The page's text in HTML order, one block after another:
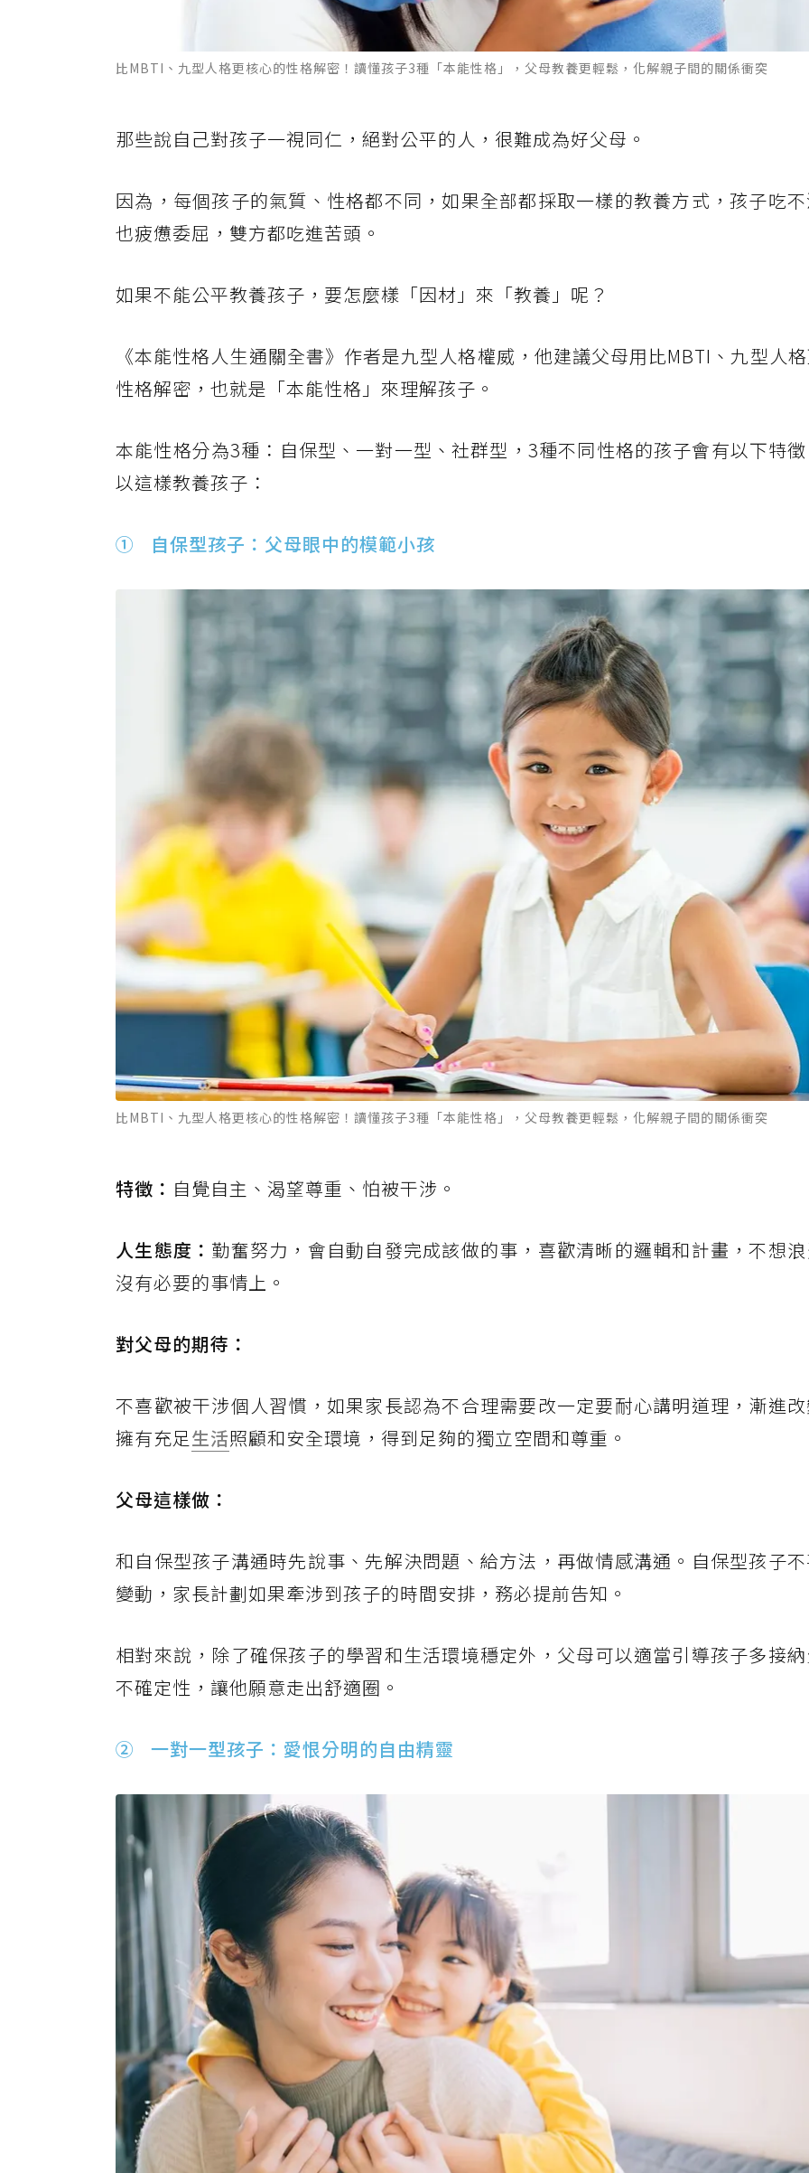
比MBTI、九型人格更核心的性格解密！讀懂孩子3種「本能性格」，父母教養更輕鬆，化解親子間的關係衝突
那些說自己對孩子一視同仁，絕對公平的人，很難成為好父母。
因為，每個孩子的氣質、性格都不同，如果全部都採取一樣的教養方式，孩子吃
也疲憊委屈，雙方都吃進苦頭。
如果不能公平教養孩子，要怎麼樣「因材」來「教養」呢？
《本能性格人生通關全書》作者是九型人格權威，他建議父母用比MBTI、九型人
性格解密，也就是「本能性格」來理解孩子。
本能性格分為3種：自保型、一對一型、社群型，3種不同性格的孩子會有以下特
以這樣教養孩子：
① 自保型孩子：父母眼中的模範小孩
比MBTI、九型人格更核心的性格解密！讀懂孩子3種「本能性格」，父母教養更輕鬆，化解親子間的關係衝突
特徵： 自覺自主、渴望尊重、怕被干涉。
人生態度： 勤奮努力，會自動自發完成該做的事，喜歡清晰的邏輯和計畫，不想
沒有必要的事情上。
對父母的期待：
不喜歡被干涉個人習慣，如果家長認為不合理需要改一定要耐心講明道理，漸進
擁有充足生活照顧和安全環境，得到足夠的獨立空間和尊重。
父母這樣做：
和自保型孩子溝通時先說事、先解決問題、給方法，再做情感溝通。自保型孩子
變動，家長計劃如果牽涉到孩子的時間安排，務必提前告知。
相對來說，除了確保孩子的學習和生活環境穩定外，父母可以適當引導孩子多接
不確定性，讓他願意走出舒適圈。
② 一對一型孩子：愛恨分明的自由精靈